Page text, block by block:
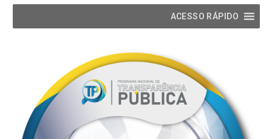
ACESSO RÁPIDO